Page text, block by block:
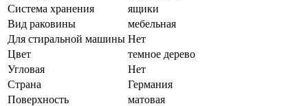
Система хранения
ящики
Вид раковины
мебельная
Для стиральной машины Нет
Цвет
темное дерево
Угловая
Нет
Страна
Германия
Поверхность
матовая